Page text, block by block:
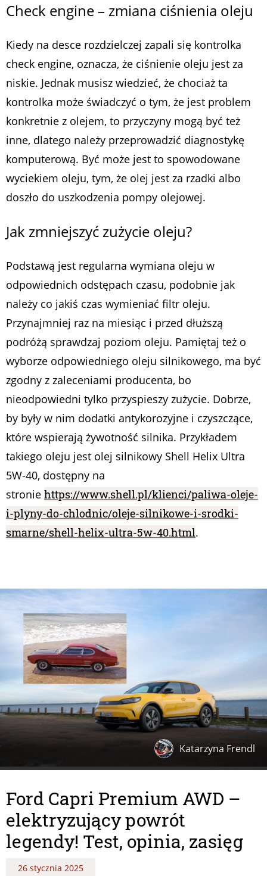
Check engine – zmiana ciśnienia oleju
Kiedy na desce rozdzielczej zapali się kontrolka
check engine, oznacza, że ciśnienie oleju jest za
niskie. Jednak musisz wiedzieć, że chociaż ta
kontrolka może świadczyć o tym, że jest problem
konkretnie z olejem, to przyczyny mogą być też
inne, dlatego należy przeprowadzić diagnostykę
komputerową. Być może jest to spowodowane
wyciekiem oleju, tym, że olej jest za rzadki albo
doszło do uszkodzenia pompy olejowej.
Jak zmniejszyć zużycie oleju?
Podstawą jest regularna wymiana oleju w
odpowiednich odstępach czasu, podobnie jak
należy co jakiś czas wymieniać filtr oleju.
Przynajmniej raz na miesiąc i przed dłuższą
podróżą sprawdzaj poziom oleju. Pamiętaj też o
wyborze odpowiedniego oleju silnikowego, ma być
zgodny z zaleceniami producenta, bo
nieodpowiedni tylko przyspieszy zużycie. Dobrze,
by były w nim dodatki antykorozyjne i czyszczące,
które wspierają żywotność silnika. Przykładem
takiego oleju jest olej silnikowy Shell Helix Ultra
5W-40, dostępny na
stronie https://www.shell.pl/klienci/paliwa-oleje-
i-plyny-do-chlodnic/oleje-silnikowe-i-srodki-
smarne/shell-helix-ultra-5w-40.html.
Katarzyna Frendl
Ford Capri Premium AWD –
elektryzujący powrót
legendy! Test, opinia, zasięg
26 stycznia 2025